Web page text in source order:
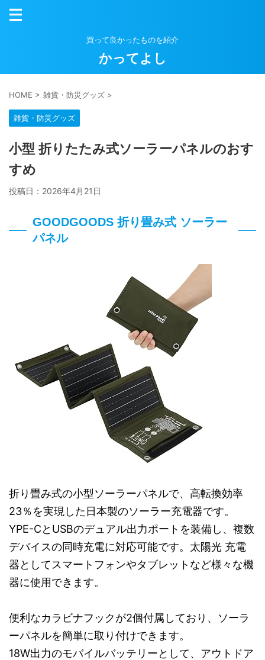
買って良かったものを紹介
かってよし
HOME > 雑貨・防災グッズ >
雑貨・防災グッズ
小型 折りたたみ式ソーラーパネルのおす
すめ
投稿日： 2026年4月21日
GOODGOODS 折り畳み式 ソーラー
パネル
折り畳み式の小型ソーラーパネルで、高転換効率
23％を実現した日本製のソーラー充電器です。
YPE-CとUSBのデュアル出力ポートを装備し、複数
デバイスの同時充電に対応可能です。太陽光 充電
器としてスマートフォンやタブレットなど様々な機
器に使用できます。
便利なカラビナフックが2個付属しており、ソーラ
ーパネルを簡単に取り付けできます。
18W出力のモバイルバッテリーとして、アウトドア